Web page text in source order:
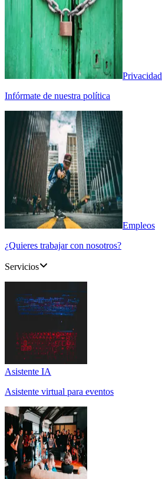
Privacidad
Infórmate de nuestra política
Empleos
¿Quieres trabajar con nosotros?
Servicios
Asistente IA
Asistente virtual para eventos